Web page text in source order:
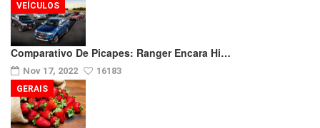
Comparativo De Picapes: Ranger Encara Hi…
Nov 17, 2022 16183
VEÍCULOS
GERAIS